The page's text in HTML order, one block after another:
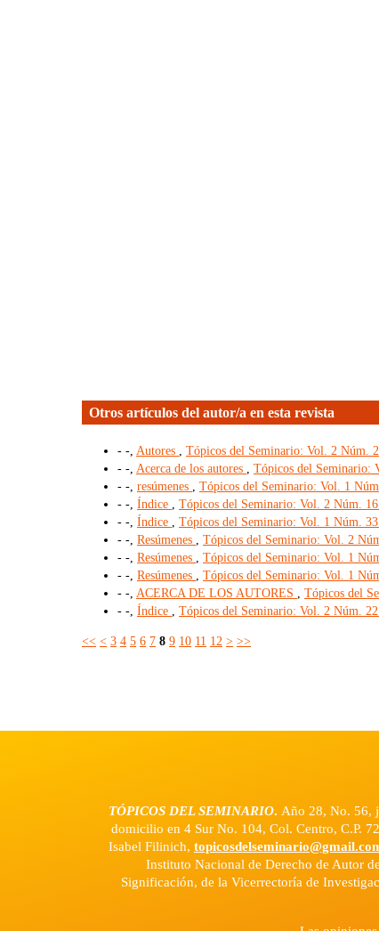
Otros artículos del autor/a en esta revista
- -, Autores
Tópicos del Seminario: Vol. 2 Núm.
- -, Acerca de los autores
Tópicos del Seminario:
- -, resúmenes
Tópicos del Seminario: Vol. 1
- -, Índice
Tópicos del Seminario: Vol. 2 Núm.
- -, Índice
Tópicos del Seminario: Vol. 1 Núm.
- -, Resúmenes
Tópicos del Seminario: Vol. 2
- -, Resúmenes
Tópicos del Seminario: Vol. 1
- -, Resúmenes
Tópicos del Seminario: Vol. 1
- -, ACERCA DE LOS AUTORES
Tópicos del
- -, Índice Tópicos del Seminario: Vol. 2 Núm.
<< < 3 4 5 6 7 8 9 10 11 12 > >>
TÓPICOS DEL SEMINARIO. Año 28, No. 56,
domicilio en 4 Sur No. 104, Col. Centro, C.P.
Isabel Filinich,
Instituto Nacional de Derecho de Autor
Significación, de la Vicerrectoría de